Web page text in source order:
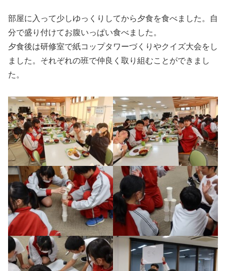
部屋に入って少しゆっくりしてから夕食を食べました。自
分で盛り付けてお腹いっぱい食べました。
夕食後は研修室で紙コップタワーづくりやクイズ大会をし
ました。それぞれの班で仲良く取り組むことができまし
た。